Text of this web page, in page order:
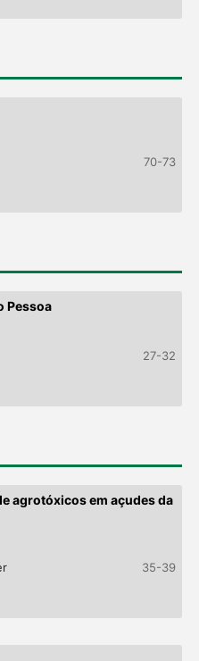
70-73
Pessoa
27-32
agrotóxicos em açudes da
35-39